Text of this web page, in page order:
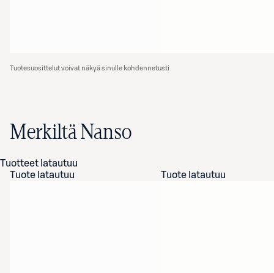
Tuotesuosittelut voivat näkyä sinulle kohdennetusti
Merkiltä Nanso
Tuotteet latautuu
Tuote latautuu
Tuote latautuu